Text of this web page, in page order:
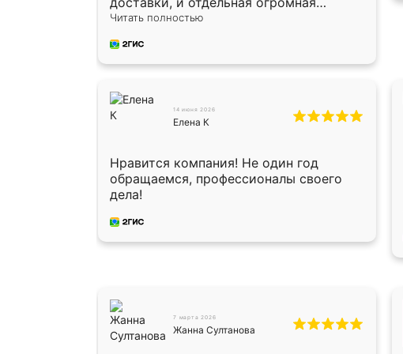
благодарность за укладку плитки
профессионально, молодцы ребята.
Читать полностью
14 июня 2026
Елена К
Нравится компания! Не один год
обращаемся, профессионалы своего
дела!
7 марта 2026
Жанна Султанова